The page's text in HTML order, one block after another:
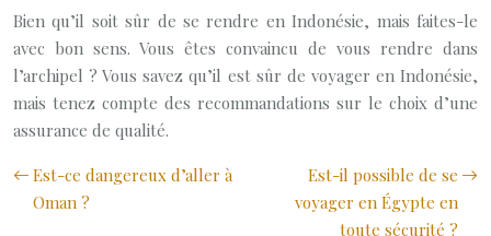
Bien qu’il soit sûr de se rendre en Indonésie, mais faites-le
avec bon sens. Vous êtes convaincu de vous rendre dans
l’archipel ? Vous savez qu’il est sûr de voyager en Indonésie,
mais tenez compte des recommandations sur le choix d’une
assurance de qualité.
Est-ce dangereux d’aller à
Oman ?
Est-il possible de se
voyager en Égypte en
toute sécurité ?